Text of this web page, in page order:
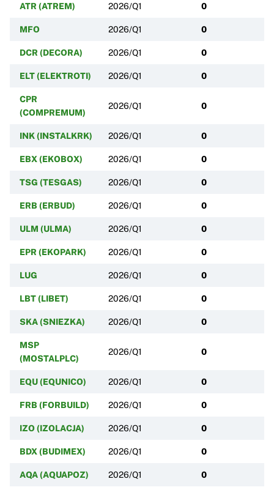
ATR (ATREM) 2026/Q1 0
MFO 2026/Q1 0
DCR (DECORA) 2026/Q1 0
ELT (ELEKTROTI) 2026/Q1 0
CPR
(COMPREMUM)
2026/Q1 0
INK (INSTALKRK) 2026/Q1 0
EBX (EKOBOX) 2026/Q1 0
TSG (TESGAS) 2026/Q1 0
ERB (ERBUD) 2026/Q1 0
ULM (ULMA) 2026/Q1 0
EPR (EKOPARK) 2026/Q1 0
LUG 2026/Q1 0
LBT (LIBET) 2026/Q1 0
SKA (SNIEZKA) 2026/Q1 0
MSP
(MOSTALPLC)
2026/Q1 0
EQU (EQUNICO) 2026/Q1 0
FRB (FORBUILD) 2026/Q1 0
IZO (IZOLACJA) 2026/Q1 0
BDX (BUDIMEX) 2026/Q1 0
AQA (AQUAPOZ) 2026/Q1 0